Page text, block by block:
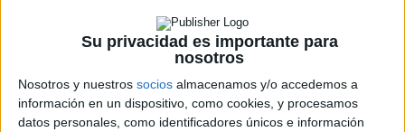
Su privacidad es importante para
nosotros
Nosotros y nuestros socios almacenamos y/o accedemos a
información en un dispositivo, como cookies, y procesamos
datos personales, como identificadores únicos e información
Piscinas
Parque infantil